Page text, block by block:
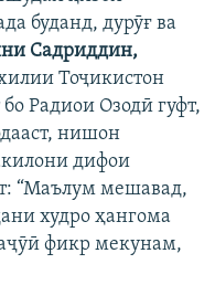
буданд, дурӯғ ва
Садриддин,
Тоҷикистон
Радиои Озодӣ гуфт,
нишон
дифои
“Маълум мешавад,
худро ҳангома
фикр мекунам,